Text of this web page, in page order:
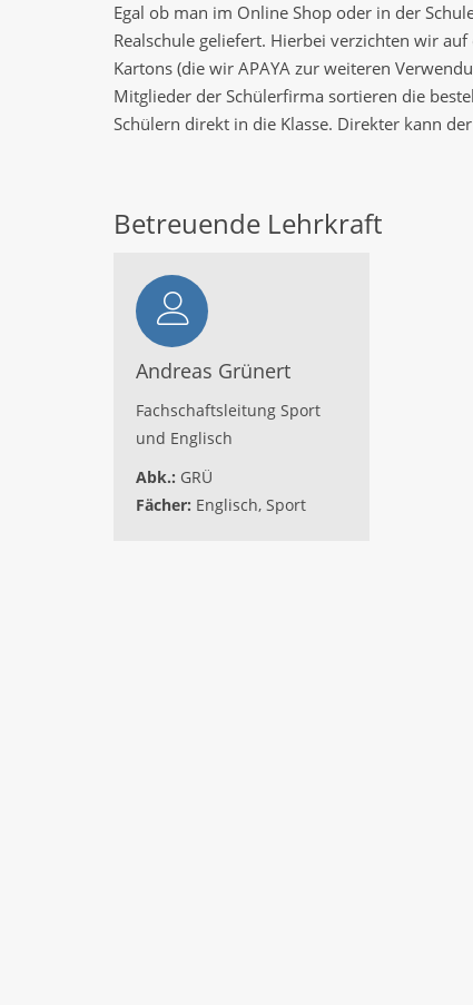
Egal ob man im Online Shop oder in der
Realschule geliefert. Hierbei verzichten wir
Kartons (die wir APAYA zur weiteren
Mitglieder der Schülerfirma sortieren die
Schülern direkt in die Klasse. Direkter kann
Betreuende Lehrkraft
Andreas Grünert
Fachschaftsleitung Sport
und Englisch
Abk.: GRÜ
Fächer: Englisch, Sport